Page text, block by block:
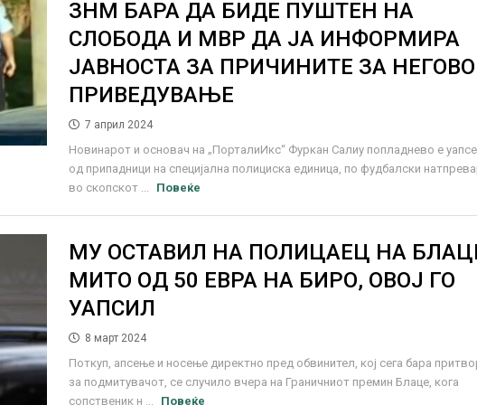
ЗНМ БАРА ДА БИДЕ ПУШТЕН НА
СЛОБОДА И МВР ДА ЈА ИНФОРМИРА
ЈАВНОСТА ЗА ПРИЧИНИТЕ ЗА НЕГОВО
ПРИВЕДУВАЊЕ
7 април 2024
Новинарот и основач на „ПорталиИкс“ Фуркан Салиу попладнево е
од припадници на специјална полициска единица, по фудбалски
во скопскот ...
Повеќе
МУ ОСТАВИЛ НА ПОЛИЦАЕЦ НА
МИТО ОД 50 ЕВРА НА БИРО, ОВОЈ ГО
УАПСИЛ
8 март 2024
Поткуп, апсење и носење директно пред обвинител, кој сега бара
за подмитувачот, се случило вчера на Граничниот премин Блаце, кога
сопственик н ...
Повеќе